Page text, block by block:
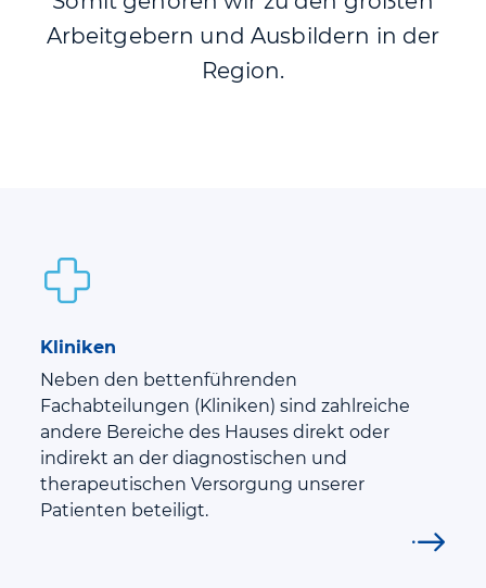
Arbeitgebern und Ausbildern in der
Region.
Kliniken
Neben den bettenführenden
Fachabteilungen (Kliniken) sind zahlreiche
andere Bereiche des Hauses direkt oder
indirekt an der diagnostischen und
therapeutischen Versorgung unserer
Patienten beteiligt.